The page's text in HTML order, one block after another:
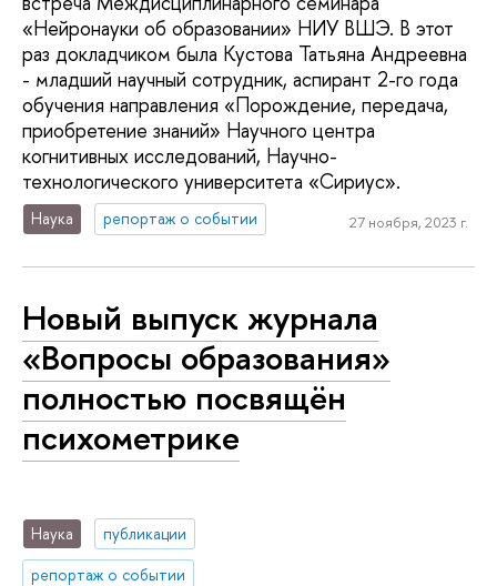
«Нейронауки об образовании» НИУ ВШЭ. В этот
раз докладчиком была Кустова Татьяна Андреевна
- младший научный сотрудник, аспирант 2-го года
обучения направления «Порождение, передача,
приобретение знаний» Научного центра
когнитивных исследований, Научно-
технологического университета «Сириус».
Наука репортаж о событии 27 ноября, 2023 г.
Новый выпуск журнала
«Вопросы образования»
полностью посвящён
психометрике
Наука
публикации
репортаж о событии